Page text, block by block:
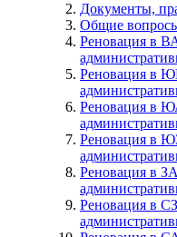
Документы,
Общие
Реновация в
Реновация в
Реновация в
Реновация в
Реновация в
Реновация в